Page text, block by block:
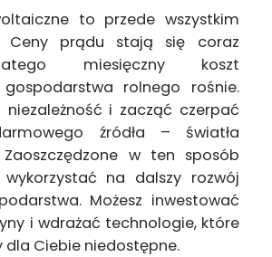
to przede wszystkim
Ceny prądu stają się coraz
miesięczny koszt
rolnego rośnie.
niezależność i zacząć czerpać
źródła – światła
Zaoszczędzone w ten sposób
na dalszy rozwój
Możesz inwestować
i wdrażać technologie, które
dla Ciebie niedostępne.